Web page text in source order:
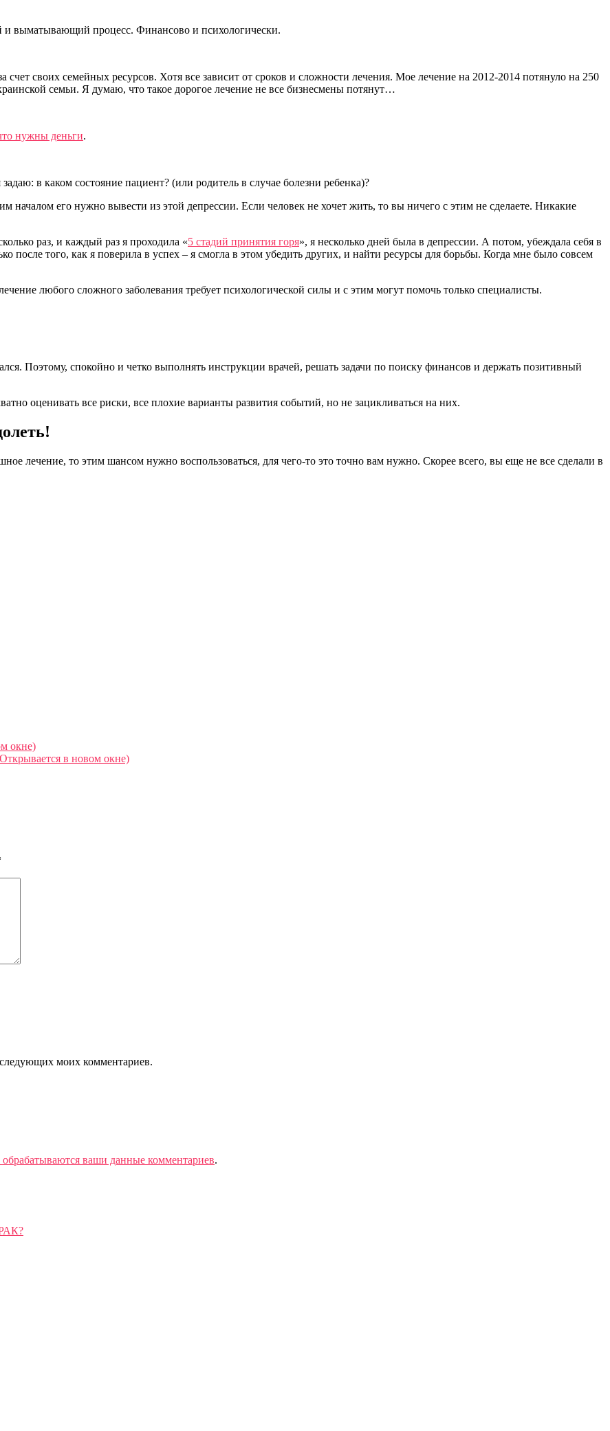
и выматывающий процесс. Финансово и психологически.
своих семейных ресурсов. Хотя все зависит от сроков и сложности лечения. Мое лечение на 2012-2014 потянуло на 250
семьи. Я думаю, что такое дорогое лечение не все бизнесмены потянут…
нужны деньги.
в каком состояние пациент? (или родитель в случае болезни ребенка)?
началом его нужно вывести из этой депрессии. Если человек не хочет жить, то вы ничего с этим не сделаете. Никакие
раз, и каждый раз я проходила «5 стадий принятия горя», я несколько дней была в депрессии. А потом, убеждала себя в
после того, как я поверила в успех – я смогла в этом убедить других, и найти ресурсы для борьбы. Когда мне было совсем
любого сложного заболевания требует психологической силы и с этим могут помочь только специалисты.
Поэтому, спокойно и четко выполнять инструкции врачей, решать задачи по поиску финансов и держать позитивный
оценивать все риски, все плохие варианты развития событий, но не зацикливаться на них.
лечение, то этим шансом нужно воспользоваться, для чего-то это точно вам нужно. Скорее всего, вы еще не все сделали в
окне)
в новом окне)
моих комментариев.
обрабатываются ваши данные комментариев.